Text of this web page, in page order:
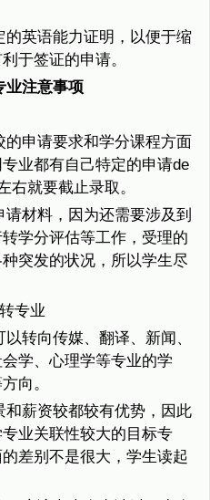
英语能力证明，以便于缩
于签证的申请。
业注意事项
申请要求和学分课程方面
业都有自己特定的申请de
右就要截止录取。
材料，因为还需要涉及到
学分评估等工作，受理的
突发的状况，所以学生尽
专业
转向传媒、翻译、新闻、
学、心理学等专业的学
向。
薪资较都较有优势，因此
业关联性较大的目标专
差别不是很大，学生读起